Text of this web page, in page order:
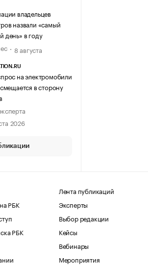
владельцев
назвали «самый
день» в году
8 августа
на электромобили
в сторону
2026
РБК
РБК
Лента публикаций
Эксперты
Выбор редакции
Кейсы
Вебинары
Мероприятия